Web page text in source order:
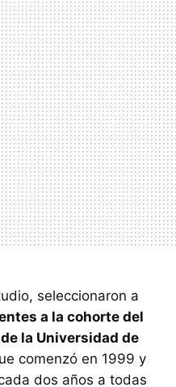
seleccionaron a
a la cohorte del
la Universidad de
comenzó en 1999 y
dos años a todas